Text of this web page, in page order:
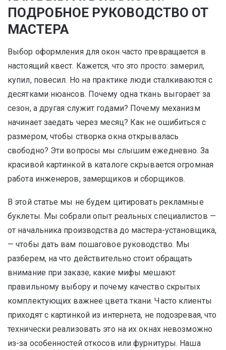
ПОДРОБНОЕ РУКОВОДСТВО ОТ
МАСТЕРА
Выбор оформления для окон часто превращается в
настоящий квест. Кажется, что это просто: замерил,
купил, повесил. Но на практике люди сталкиваются с
десятками нюансов. Почему одна ткань выгорает за
сезон, а другая служит годами? Почему механизм
начинает заедать через месяц? Как не ошибиться с
размером, чтобы створка окна открывалась
свободно? Эти вопросы мы слышим ежедневно. За
красивой картинкой в каталоге скрывается огромная
работа инженеров, замерщиков и сборщиков.
В этой статье мы не будем цитировать рекламные
буклеты. Мы собрали опыт реальных специалистов —
от начальника производства до мастера-установщика,
— чтобы дать вам пошаговое руководство. Мы
разберем, на что действительно стоит обращать
внимание при заказе, какие мифы мешают
правильному выбору и почему качество скрытых
комплектующих важнее цвета ткани. Часто клиенты
приходят с картинкой из интернета, не подозревая, что
технически реализовать это на их окнах невозможно
из-за особенностей откосов или фурнитуры. Наша